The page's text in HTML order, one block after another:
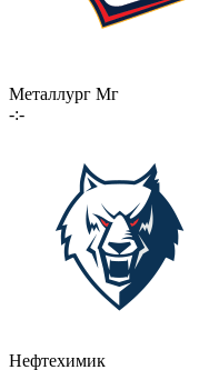
Металлург Мг
-:-
Нефтехимик